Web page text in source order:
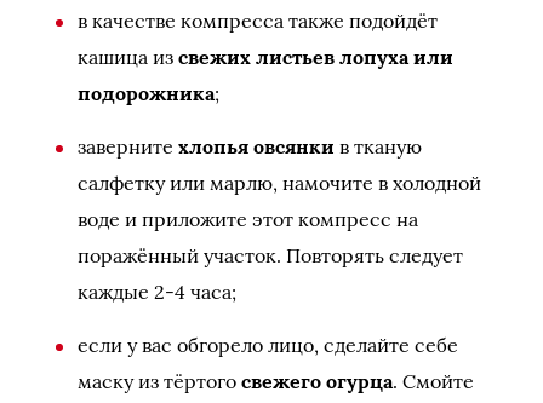
в качестве компресса также подойдёт
кашица из свежих листьев лопуха или
подорожника;
заверните хлопья овсянки в тканую
салфетку или марлю, намочите в холодной
воде и приложите этот компресс на
поражённый участок. Повторять следует
каждые 2-4 часа;
если у вас обгорело лицо, сделайте себе
маску из тёртого свежего огурца. Смойте